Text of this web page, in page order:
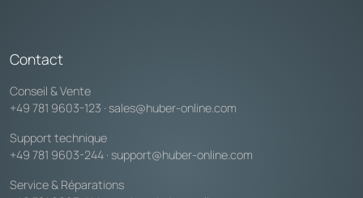
Contact
Conseil & Vente
+49 781 9603-123 · sales@huber-online.com
Support technique
+49 781 9603-244 · support@huber-online.com
Service & Réparations